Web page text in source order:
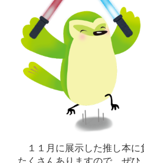
１１月に展示した推し本に